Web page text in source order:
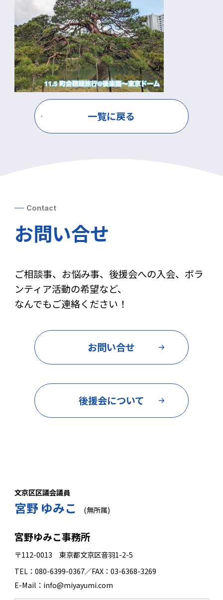
一覧に戻る
Contact
お問い合せ
ご相談事、お悩み事、後援会への入会、ボラ
ンティア活動の希望など、
なんでもご連絡ください！
お問い合せ
後援会について
文京区区議会議員
宮野 ゆみこ (無所属)
宮野ゆみこ事務所
〒112-0013 東京都文京区音羽1-2-5
TEL：080-6399-0367／FAX：03-6368-3269
E-Mail：info@miyayumi.com